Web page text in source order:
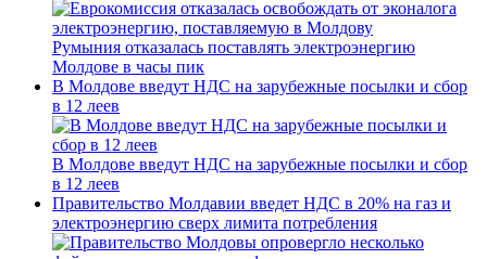
Румыния отказалась поставлять электроэнергию
Молдове в часы пик
В Молдове введут НДС на зарубежные посылки и сбор
в 12 леев
В Молдове введут НДС на зарубежные посылки и сбор
в 12 леев
Правительство Молдавии введет НДС в 20% на газ и
электроэнергию сверх лимита потребления